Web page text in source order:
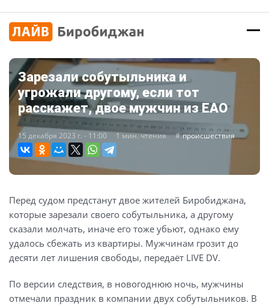
Зарезали собутыльника и
угрожали другому, если тот
расскажет, двое мужчин из ЕАО
15 декабря 2023 г. - 11:00 1 мин. чтения происшествия
Перед судом предстанут двое жителей Биробиджана,
которые зарезали своего собутыльника, а другому
сказали молчать, иначе его тоже убьют, однако ему
удалось сбежать из квартиры. Мужчинам грозит до
десяти лет лишения свободы, передаёт LIVE DV.
По версии следствия, в новогоднюю ночь, мужчины
отмечали праздник в компании двух собутыльников. В